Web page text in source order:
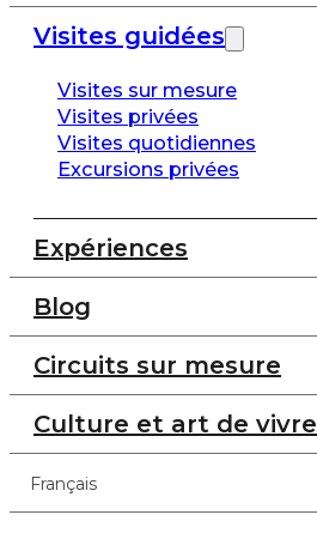
Visites guidées
Visites sur mesure
Visites privées
Visites quotidiennes
Excursions privées
Expériences
Blog
Circuits sur mesure
Culture et art de vivre
Français